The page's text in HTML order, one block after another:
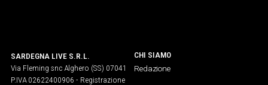
SARDEGNA LIVE S.R.L.
Via Fleming snc Alghero (SS) 07041
P.IVA 02622400906 - Registrazione
CHI SIAMO
Redazione